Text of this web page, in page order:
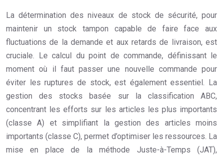
La détermination des niveaux de stock de sécurité, pour
maintenir un stock tampon capable de faire face aux
fluctuations de la demande et aux retards de livraison, est
cruciale. Le calcul du point de commande, définissant le
moment où il faut passer une nouvelle commande pour
éviter les ruptures de stock, est également essentiel. La
gestion des stocks basée sur la classification ABC,
concentrant les efforts sur les articles les plus importants
(classe A) et simplifiant la gestion des articles moins
importants (classe C), permet d’optimiser les ressources. La
mise en place de la méthode Juste-à-Temps (JAT),